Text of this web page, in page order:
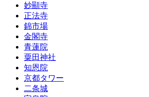
妙顯寺
正法寺
錦市場
金閣寺
青蓮院
粟田神社
知恩院
京都タワー
二条城